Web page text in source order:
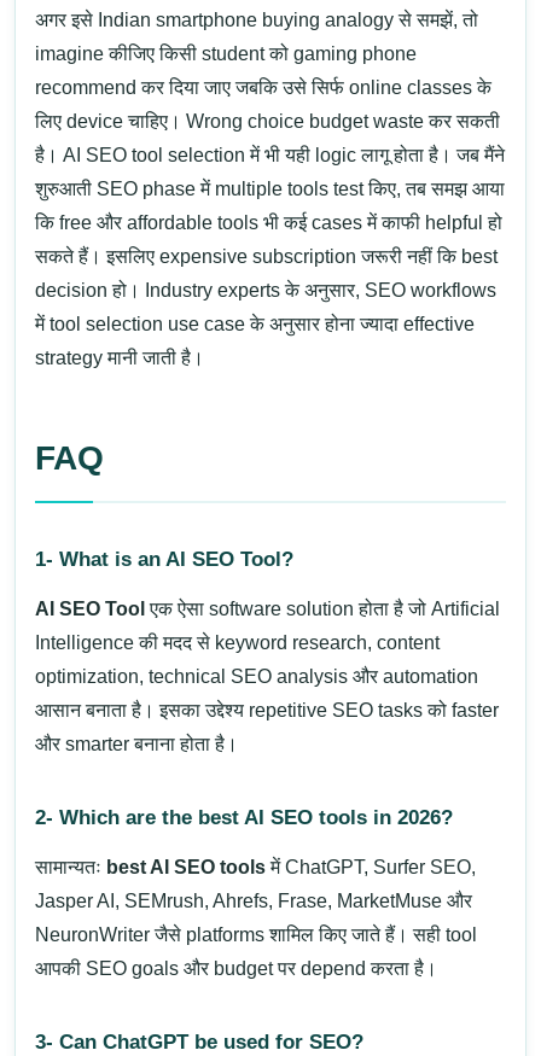
अगर इसे Indian smartphone buying analogy से समझें, तो
imagine कीजिए किसी student को gaming phone
recommend कर दिया जाए जबकि उसे सिर्फ online classes के
लिए device चाहिए। Wrong choice budget waste कर सकती
है। AI SEO tool selection में भी यही logic लागू होता है।जब मैंने
शुरुआती SEO phase में multiple tools test किए, तब समझ आया
कि free और affordable tools भी कई cases में काफी helpful हो
सकते हैं। इसलिए expensive subscription जरूरी नहीं कि best
decision हो।
Industry experts के अनुसार, SEO workflows
में tool selection use case के अनुसार होना ज्यादा effective
strategy मानी जाती है।
FAQ
1- What is an AI SEO Tool?
AI SEO Tool एक ऐसा software solution होता है जो Artificial
Intelligence की मदद से keyword research, content
optimization, technical SEO analysis और automation
आसान बनाता है। इसका उद्देश्य repetitive SEO tasks को faster
और smarter बनाना होता है।
2- Which are the best AI SEO tools in 2026?
सामान्यतः best AI SEO toolsमें ChatGPT, Surfer SEO,
Jasper AI, SEMrush, Ahrefs, Frase, MarketMuse और
NeuronWriter जैसे platforms शामिल किए जाते हैं। सही tool
आपकी SEO goals और budget पर depend करता है।
3- Can ChatGPT be used for SEO?